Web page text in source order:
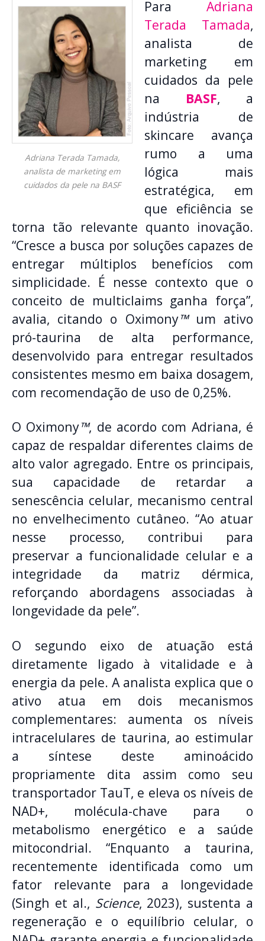
Adriana Terada Tamada,
analista de marketing em
cuidados da pele na BASF
Para Adriana
Terada Tamada,
analista de
marketing em
cuidados da pele
na BASF, a
indústria de
skincare avança
rumo a uma
lógica mais
estratégica, em
que eficiência se
torna tão relevante quanto inovação.
“Cresce a busca por soluções capazes de
entregar múltiplos benefícios com
simplicidade. É nesse contexto que o
conceito de multiclaims ganha força”,
avalia, citando o Oximony™um ativo
pró-taurina de alta performance,
desenvolvido para entregar resultados
consistentes mesmo em baixa dosagem,
com recomendação de uso de 0,25%.
O Oximony™, de acordo com Adriana, é
capaz de respaldar diferentes claims de
alto valor agregado. Entre os principais,
sua capacidade de retardar a
senescência celular, mecanismo central
no envelhecimento cutâneo. “Ao atuar
nesse processo, contribui para
preservar a funcionalidade celular e a
integridade da matriz dérmica,
reforçando abordagens associadas à
longevidade da pele”.
O segundo eixo de atuação está
diretamente ligado à vitalidade e à
energia da pele. A analista explica que o
ativo atua em dois mecanismos
complementares: aumenta os níveis
intracelulares de taurina, ao estimular
a síntese deste aminoácido
propriamente dita assim como seu
transportador TauT, e eleva os níveis de
NAD+, molécula-chave para o
metabolismo energético e a saúde
mitocondrial. “Enquanto a taurina,
recentemente identificada como um
fator relevante para a longevidade
(Singh et al., Science, 2023), sustenta a
regeneração e o equilíbrio celular, o